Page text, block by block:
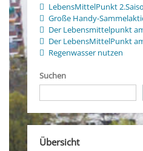
LebensMittelPunkt
Große Handy-
Der Lebensmittelpunkt
Der LebensMittelPunkt
Regenwasser nutzen
Suchen
Übersicht